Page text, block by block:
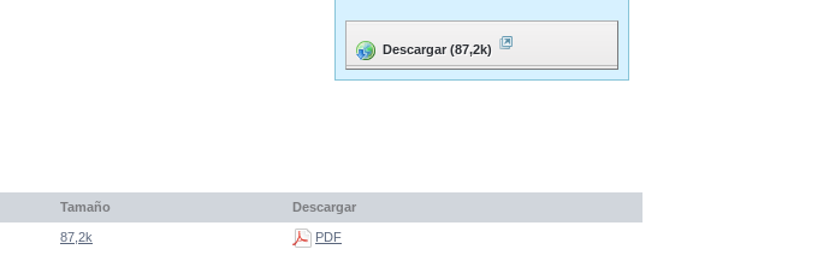
Descargar (87,2k)
Tamaño Descargar
87,2k PDF